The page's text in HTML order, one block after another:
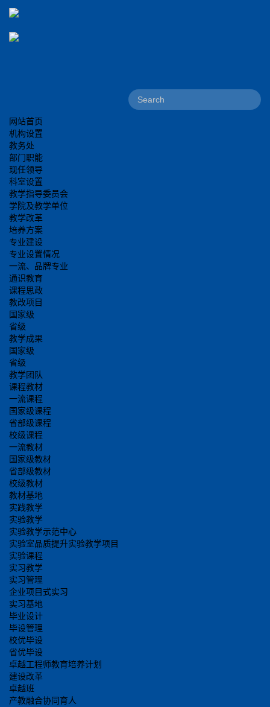
网站首页
机构设置
教务处
部门职能
现任领导
科室设置
教学指导委员会
学院及教学单位
教学改革
培养方案
专业建设
专业设置情况
一流、品牌专业
通识教育
课程思政
教改项目
国家级
省级
教学成果
国家级
省级
教学团队
课程教材
一流课程
国家级课程
省部级课程
校级课程
一流教材
国家级教材
省部级教材
校级教材
教材基地
实践教学
实验教学
实验教学示范中心
实验室品质提升实验教学项目
实验课程
实习教学
实习管理
企业项目式实习
实习基地
毕业设计
毕设管理
校优毕设
省优毕设
卓越工程师教育培养计划
建设改革
卓越班
产教融合协同育人